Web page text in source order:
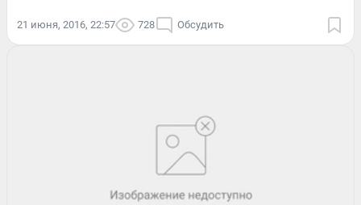
21 июня, 2016, 22:57 728 Обсудить